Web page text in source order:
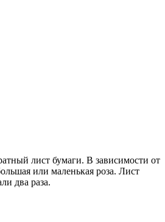
лист бумаги. В зависимости от
или маленькая роза. Лист
два раза.